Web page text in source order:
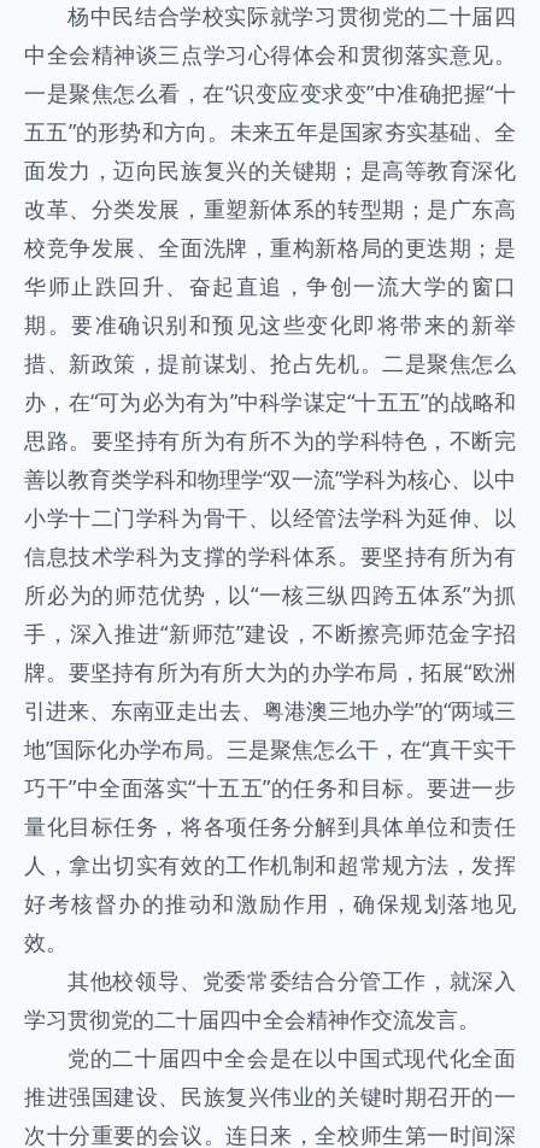
杨中民结合学校实际就学习贯彻党的二十届四
中全会精神谈三点学习心得体会和贯彻落实意见。
一是聚焦怎么看，在“识变应变求变”中准确把握“十
五五”的形势和方向。未来五年是国家夯实基础、全
面发力，迈向民族复兴的关键期；是高等教育深化
改革、分类发展，重塑新体系的转型期；是广东高
校竞争发展、全面洗牌，重构新格局的更迭期；是
华师止跌回升、奋起直追，争创一流大学的窗口
期。要准确识别和预见这些变化即将带来的新举
措、新政策，提前谋划、抢占先机。二是聚焦怎么
办，在“可为必为有为”中科学谋定“十五五”的战略和
思路。要坚持有所为有所不为的学科特色，不断完
善以教育类学科和物理学“双一流”学科为核心、以中
小学十二门学科为骨干、以经管法学科为延伸、以
信息技术学科为支撑的学科体系。要坚持有所为有
所必为的师范优势，以“一核三纵四跨五体系”为抓
手，深入推进“新师范”建设，不断擦亮师范金字招
牌。要坚持有所为有所大为的办学布局，拓展“欧洲
引进来、东南亚走出去、粤港澳三地办学”的“两域三
地”国际化办学布局。三是聚焦怎么干，在“真干实干
巧干”中全面落实“十五五”的任务和目标。要进一步
量化目标任务，将各项任务分解到具体单位和责任
人，拿出切实有效的工作机制和超常规方法，发挥
好考核督办的推动和激励作用，确保规划落地见
效。
其他校领导、党委常委结合分管工作，就深入
学习贯彻党的二十届四中全会精神作交流发言。
党的二十届四中全会是在以中国式现代化全面
推进强国建设、民族复兴伟业的关键时期召开的一
次十分重要的会议。连日来，全校师生第一时间深